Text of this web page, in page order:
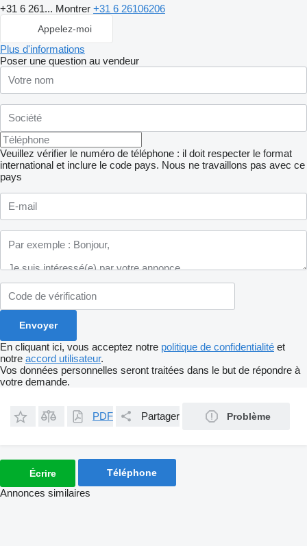
+31 6 261... Montrer +31 6 26106206
Appelez-moi
Plus d'informations
Poser une question au vendeur
Veuillez vérifier le numéro de téléphone : il doit respecter le format
international et inclure le code pays. Nous ne travaillons pas avec ce
pays
En cliquant ici, vous acceptez notre politique de confidentialité et
notre accord utilisateur.
Vos données personnelles seront traitées dans le but de répondre à
votre demande.
PDF Partager Problème
Écrire Téléphone
Annonces similaires